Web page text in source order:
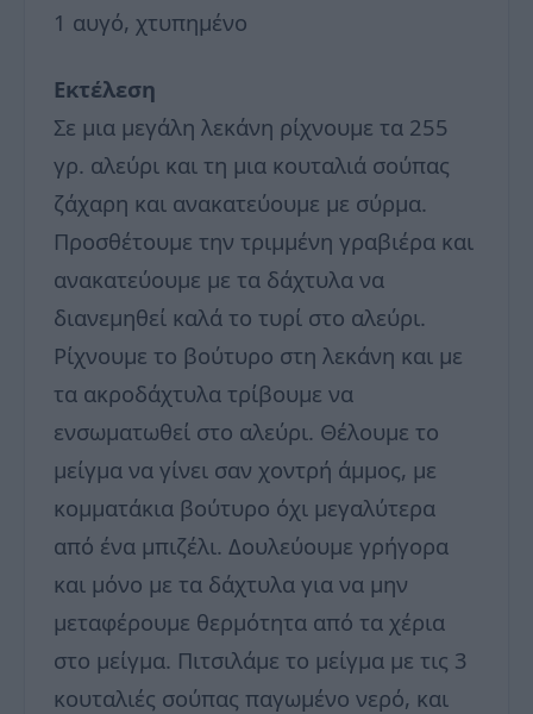
1 αυγό, χτυπημένο
Εκτέλεση
Σε μια μεγάλη λεκάνη ρίχνουμε τα 255
γρ. αλεύρι και τη μια κουταλιά σούπας
ζάχαρη και ανακατεύουμε με σύρμα.
Προσθέτουμε την τριμμένη γραβιέρα και
ανακατεύουμε με τα δάχτυλα να
διανεμηθεί καλά το τυρί στο αλεύρι.
Ρίχνουμε το βούτυρο στη λεκάνη και με
τα ακροδάχτυλα τρίβουμε να
ενσωματωθεί στο αλεύρι. Θέλουμε το
μείγμα να γίνει σαν χοντρή άμμος, με
κομματάκια βούτυρο όχι μεγαλύτερα
από ένα μπιζέλι. Δουλεύουμε γρήγορα
και μόνο με τα δάχτυλα για να μην
μεταφέρουμε θερμότητα από τα χέρια
στο μείγμα. Πιτσιλάμε το μείγμα με τις 3
κουταλιές σούπας παγωμένο νερό, και